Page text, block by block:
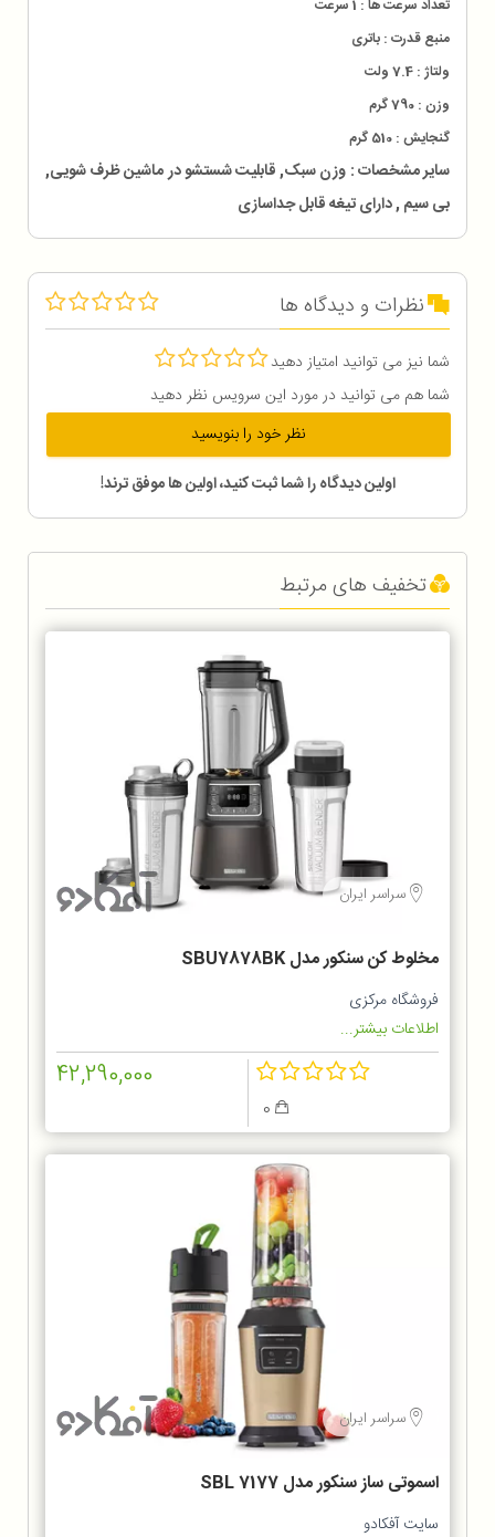
تعداد سرعت ها : 1 سرعت
منبع قدرت : باتری
ولتاژ : 7.4 ولت
وزن : 790 گرم
گنجایش : 510 گرم
سایر مشخصات : وزن سبک, قابلیت شستشو در ماشین ظرف شویی,
بی سیم , دارای تیغه قابل جداسازی
نظرات و دیدگاه ها
شما نیز می توانید امتیاز دهید
شما هم می توانید در مورد این سرویس نظر دهید
نظر خود را بنویسید
اولین دیدگاه را شما ثبت کنید، اولین ها موفق ترند!
تخفیف های مرتبط
سراسر ایران
مخلوط‌ کن سنکور مدل SBU7878BK
فروشگاه مرکزی
اطلاعات بیشتر...
42,290,000
سراسر ایران
اسموتی ساز سنکور مدل SBL 7177
سایت آفکادو